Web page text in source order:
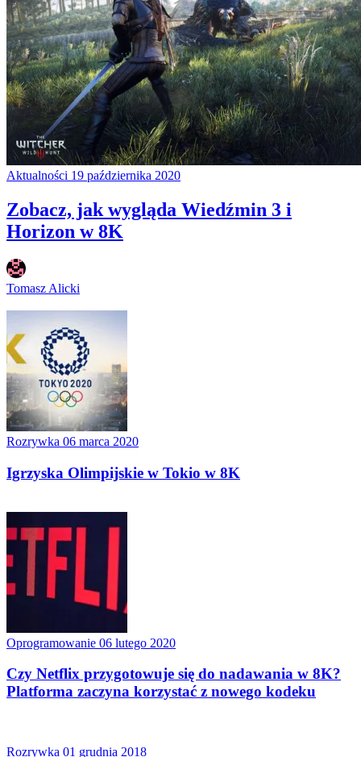
Aktualności 19 października 2020
Zobacz, jak wygląda Wiedźmin 3 i
Horizon w 8K
Tomasz Alicki
Rozrywka 06 marca 2020
Igrzyska Olimpijskie w Tokio w 8K
Oprogramowanie 06 lutego 2020
Czy Netflix przygotowuje się do nadawania w 8K?
Platforma zaczyna korzystać z nowego kodeku
Rozrywka 01 grudnia 2018